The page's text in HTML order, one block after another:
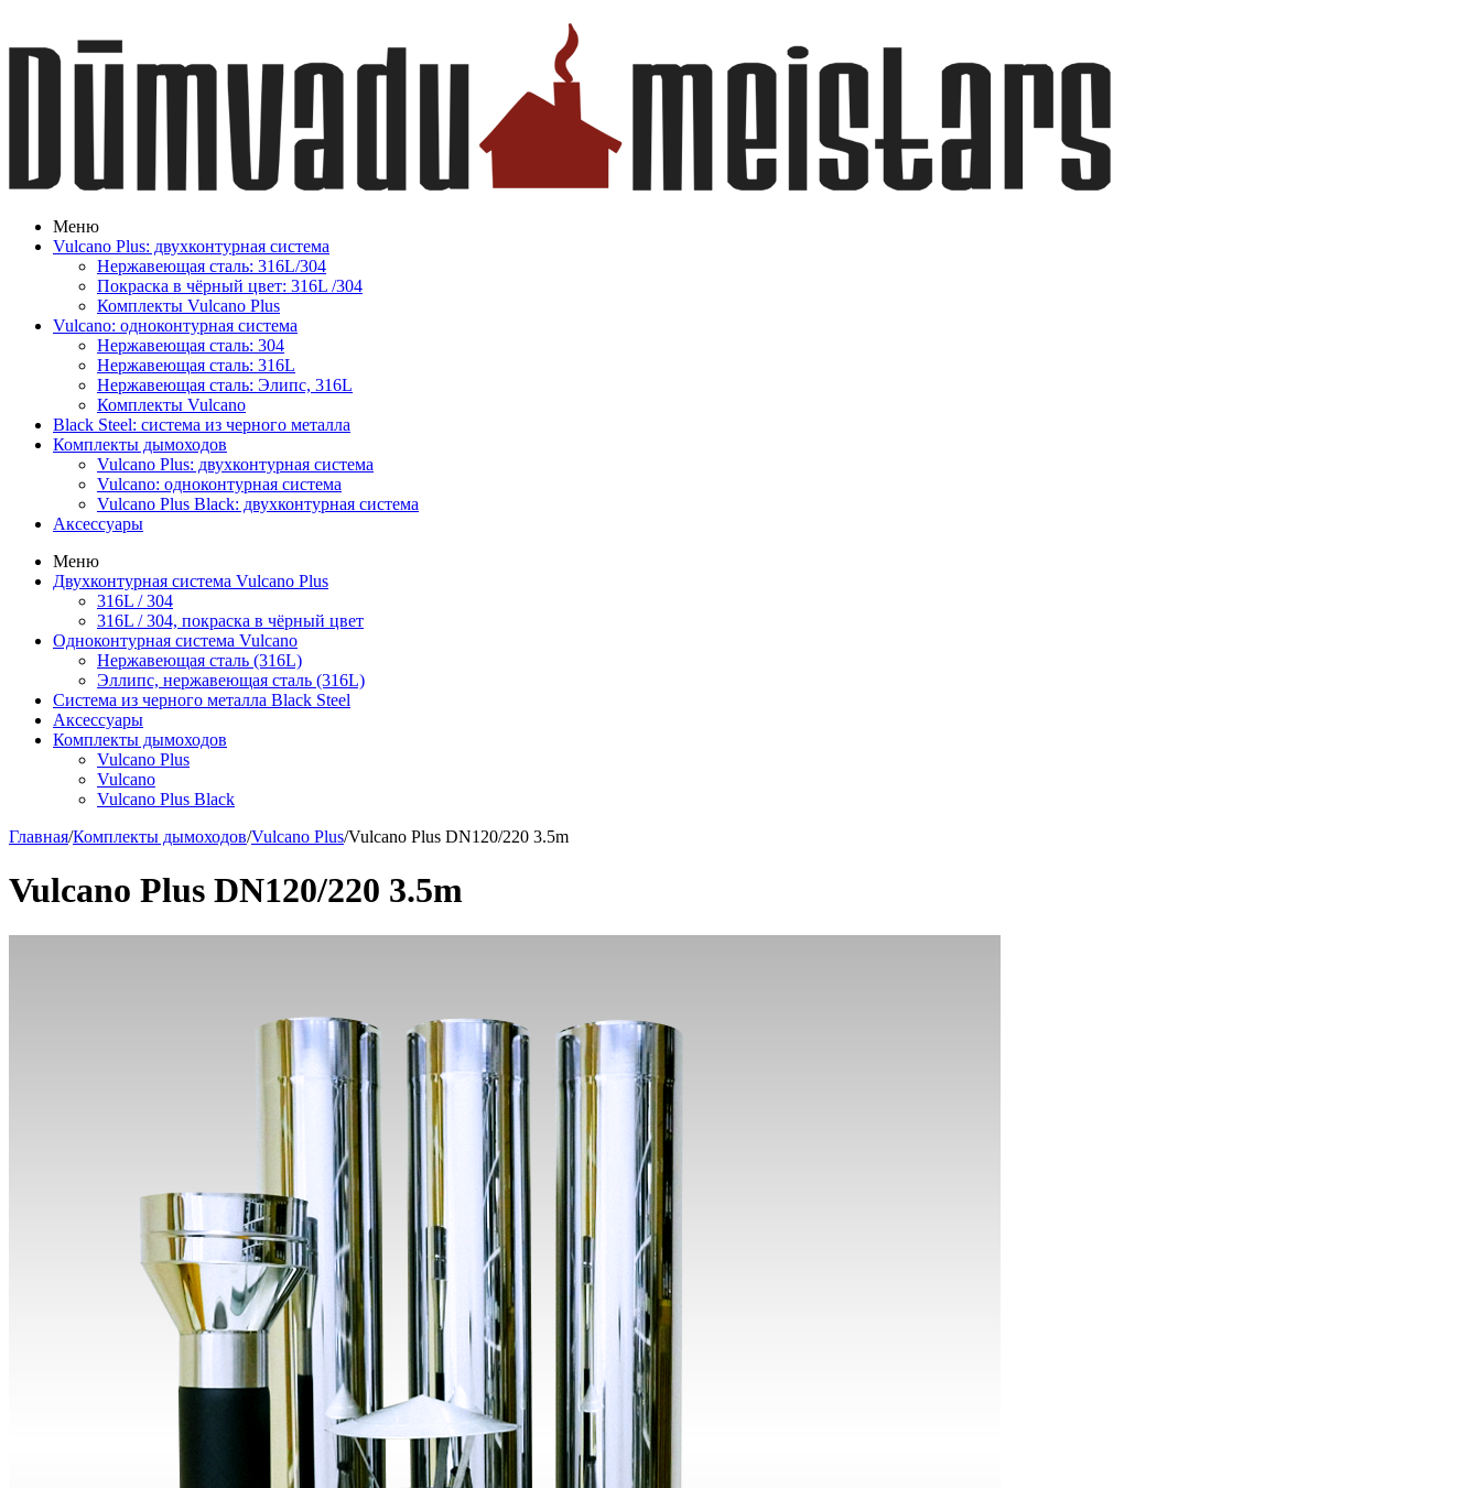
Меню
Vulcano Plus: двухконтурная система
Нержавеющая сталь: 316L/304
Покраска в чёрный цвет: 316L /304
Комплекты Vulcano Plus
Vulcano: одноконтурная система
Нержавеющая сталь: 304
Нержавеющая сталь: 316L
Нержавеющая сталь: Элипс, 316L
Комплекты Vulcano
Black Steel: система из черного металла
Комплекты дымоходов
Vulcano Plus: двухконтурная система
Vulcano: одноконтурная система
Vulcano Plus Black: двухконтурная система
Аксессуары
Меню
Двухконтурная система Vulcano Plus
316L / 304
316L / 304, покраска в чёрный цвет
Одноконтурная система Vulcano
Нержавеющая сталь (316L)
Эллипс, нержавеющая сталь (316L)
Система из черного металла Black Steel
Аксессуары
Комплекты дымоходов
Vulcano Plus
Vulcano
Vulcano Plus Black
Главная/Комплекты дымоходов/Vulcano Plus/Vulcano Plus DN120/220 3.5m
Vulcano Plus DN120/220 3.5m